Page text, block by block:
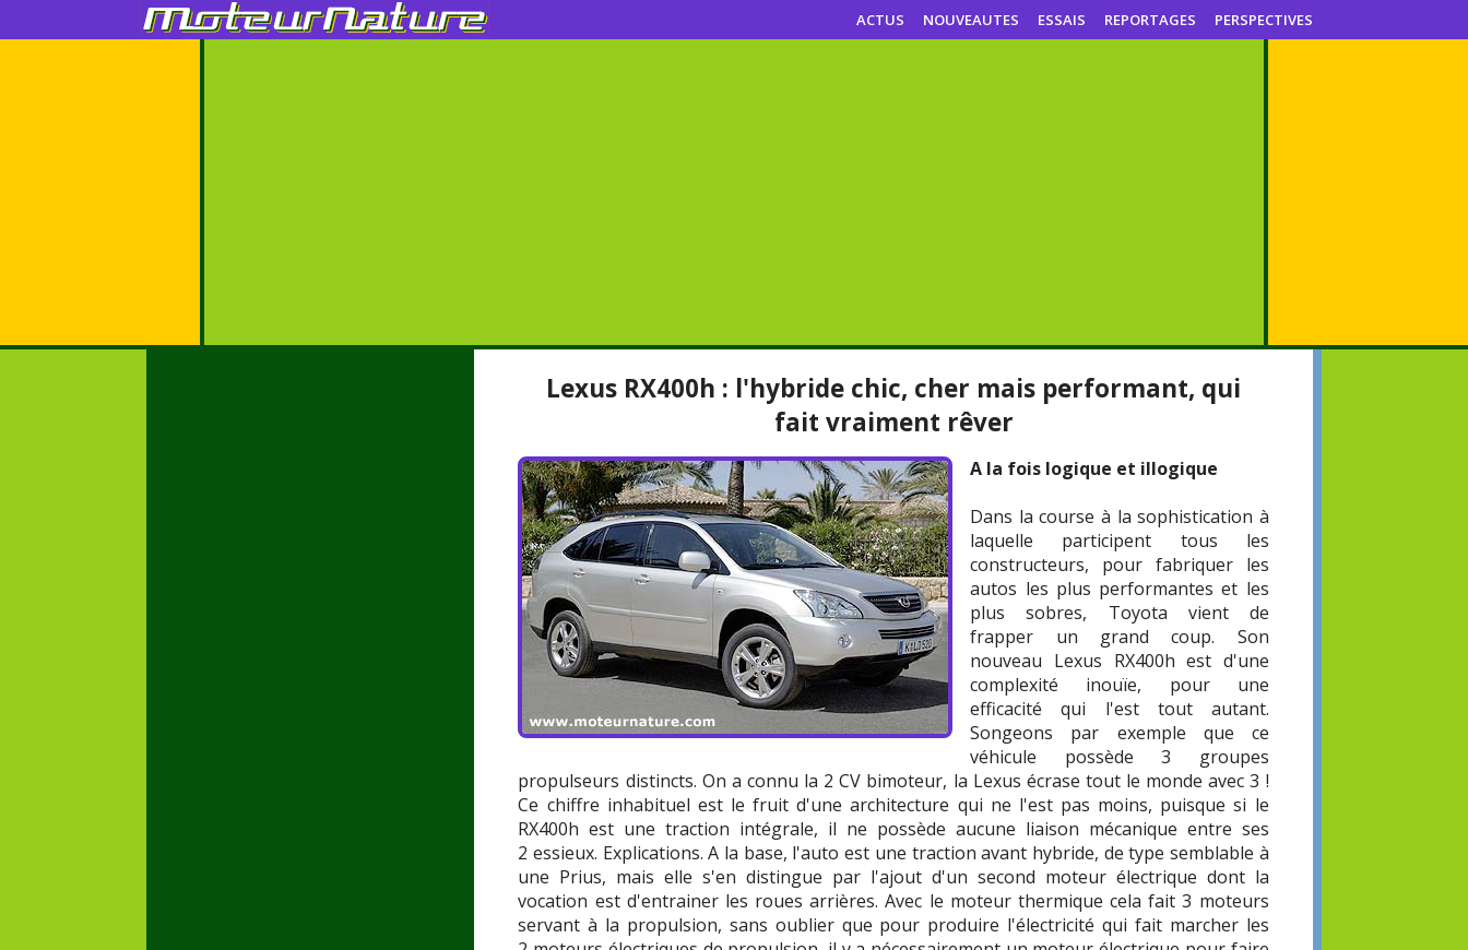
ACTUS NOUVEAUTES ESSAIS REPORTAGES PERSPECTIVES
Lexus RX400h : l'hybride chic, cher mais performant, qui
fait vraiment rêver
A la fois logique et illogique
Dans la course à la sophistication à
laquelle participent tous les
constructeurs, pour fabriquer les
autos les plus performantes et les
plus sobres, Toyota vient de
frapper un grand coup. Son
nouveau Lexus RX400h est d'une
complexité inouïe, pour une
efficacité qui l'est tout autant.
Songeons par exemple que ce
véhicule possède 3 groupes
propulseurs distincts. On a connu la 2 CV bimoteur, la Lexus écrase tout le monde avec 3 !
Ce chiffre inhabituel est le fruit d'une architecture qui ne l'est pas moins, puisque si le
RX400h est une traction intégrale, il ne possède aucune liaison mécanique entre ses
2 essieux. Explications. A la base, l'auto est une traction avant hybride, de type semblable à
une Prius, mais elle s'en distingue par l'ajout d'un second moteur électrique dont la
vocation est d'entrainer les roues arrières. Avec le moteur thermique cela fait 3 moteurs
servant à la propulsion, sans oublier que pour produire l'électricité qui fait marcher les